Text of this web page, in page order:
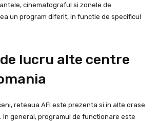
cinematograful si zonele de
un program diferit, in functie de specificul
lucru alte centre
reteaua AFI este prezenta si in alte orase
In general, programul de functionare este